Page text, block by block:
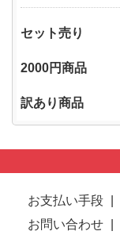
セット売り
2000円商品
訳あり商品
お支払い手段
お問い合わせ